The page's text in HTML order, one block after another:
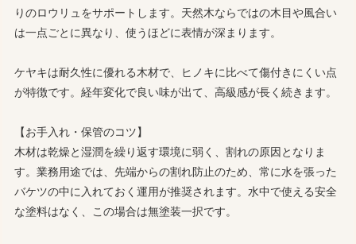
りのロウリュをサポートします。天然木ならではの木目や風合い
は一点ごとに異なり、使うほどに表情が深まります。
ケヤキは耐久性に優れる木材で、ヒノキに比べて傷付きにくい点
が特徴です。経年変化で良い味が出て、高級感が長く続きます。
【お手入れ・保管のコツ】
木材は乾燥と湿潤を繰り返す環境に弱く、割れの原因となりま
す。業務用途では、先端からの割れ防止のため、常に水を張った
バケツの中に入れておく運用が推奨されます。水中で使える安全
な塗料はなく、この場合は無塗装一択です。